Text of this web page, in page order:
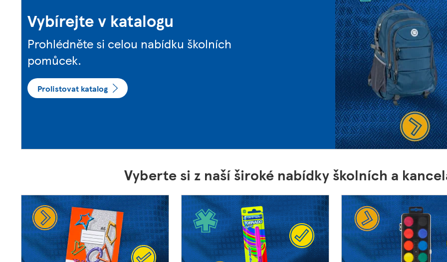
Vybírejte v katalogu
Prohlédněte si celou nabídku školních
pomůcek.
Prolistovat katalog
Vyberte si z naší široké nabídky školních a